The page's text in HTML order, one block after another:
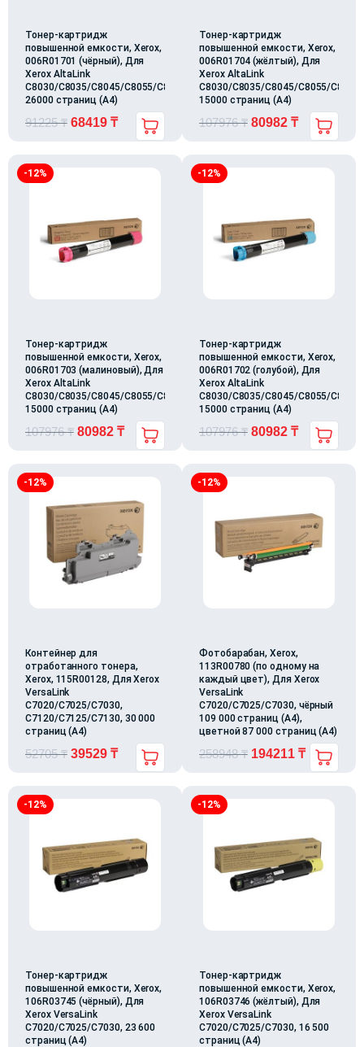
Тонер-картридж
повышенной емкости, Xerox,
006R01701 (чёрный), Для
Xerox AltaLink
C8030/C8035/C8045/C8055/C8070,
26000 страниц (А4)
91225₸ 68419 ₸
Тонер-картридж
повышенной емкости, Xerox,
006R01704 (жёлтый), Для
Xerox AltaLink
C8030/C8035/C8045/C8055/C8070,
15000 страниц (А4)
107976₸ 80982 ₸
-12%
Тонер-картридж
повышенной емкости, Xerox,
006R01703 (малиновый), Для
Xerox AltaLink
C8030/C8035/C8045/C8055/C8070,
15000 страниц (А4)
107976₸ 80982 ₸
-12%
Тонер-картридж
повышенной емкости, Xerox,
006R01702 (голубой), Для
Xerox AltaLink
C8030/C8035/C8045/C8055/C8070,
15000 страниц (А4)
107976₸ 80982 ₸
-12%
Контейнер для
отработанного тонера,
Xerox, 115R00128, Для Xerox
VersaLink
C7020/C7025/C7030,
C7120/C7125/C7130, 30 000
страниц (А4)
52705₸ 39529 ₸
-12%
Фотобарабан, Xerox,
113R00780 (по одному на
каждый цвет), Для Xerox
VersaLink
C7020/C7025/C7030, чёрный
109 000 страниц (А4),
цветной 87 000 страниц (А4)
258948₸ 194211 ₸
-12%
Тонер-картридж
повышенной емкости, Xerox,
106R03745 (чёрный), Для
Xerox VersaLink
C7020/C7025/C7030, 23 600
страниц (А4)
-12%
Тонер-картридж
повышенной емкости, Xerox,
106R03746 (жёлтый), Для
Xerox VersaLink
C7020/C7025/C7030, 16 500
страниц (А4)